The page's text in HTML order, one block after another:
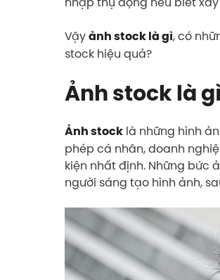
Vậyảnh stock là gì, có
stock hiệu quả?
Ảnh stock là
Ảnh stock là những hình
phép cá nhân, doanh
kiện nhất định. Những bức
người sáng tạo hình ảnh,